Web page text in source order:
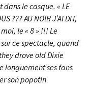
le casque. « LE
??? AU NOIR J’AI DIT,
le « 8 » !!! Le
ce spectacle, quand
drove old Dixie
longuement ses fans
son popotin